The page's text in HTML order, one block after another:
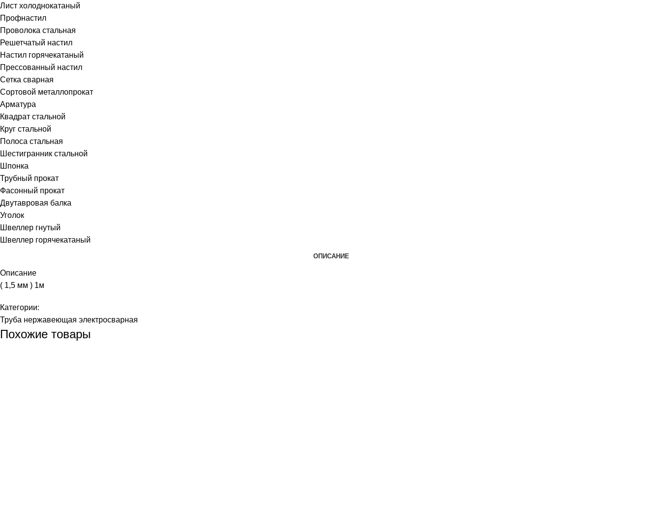
Лист холоднокатаный
Профнастил
Проволока стальная
Решетчатый настил
Настил горячекатаный
Прессованный настил
Сетка сварная
Сортовой металлопрокат
Арматура
Квадрат стальной
Круг стальной
Полоса стальная
Шестигранник стальной
Шпонка
Трубный прокат
Фасонный прокат
Двутавровая балка
Уголок
Швеллер гнутый
Швеллер горячекатаный
ОПИСАНИЕ
Описание
( 1,5 мм ) 1м
Категории:
Труба нержавеющая электросварная
Похожие товары